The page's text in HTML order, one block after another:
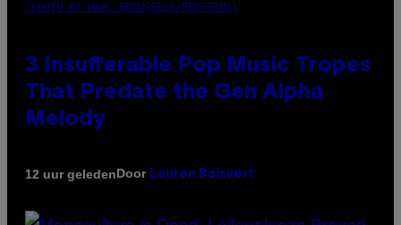
(PHOTO BY MARC BROUSSELY/REDFERNS)
3 Insufferable Pop Music Tropes
That Predate the Gen Alpha
Melody
12 uur geledenDoor Lauren Boisvert